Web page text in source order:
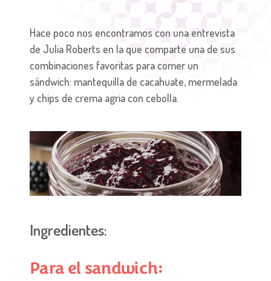
Hace poco nos encontramos con una entrevista
de Julia Roberts en la que comparte una de sus
combinaciones favoritas para comer un
sándwich: mantequilla de cacahuate, mermelada
y chips de crema agria con cebolla.
Ingredientes:
Para el sandwich: